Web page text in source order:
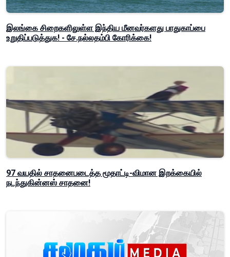
இலங்கை சிறைகளிலுள்ள இந்திய மீனவர்களது பாதுகாப்பை
உறுதிப்படுத்துக! - சே.நல்லதம்பி கோரிக்கை!
97 வயதில் சாதனைபடைத்த மூதாட்டி-விமான இறக்கையில்
நடந்துகின்னஸ் சாதனை!